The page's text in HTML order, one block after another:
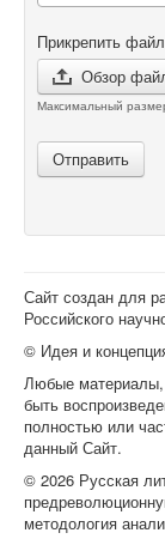
Прикрепить файл
Обзор
Максимальный
Отправить
Сайт создан для
Российского
© Идея и
Любые
быть
полностью или
данный Сайт.
© 2026 Русская
методология